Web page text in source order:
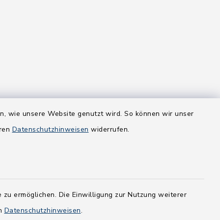
wie unsere Website genutzt wird. So können wir unser
Datenschutzhinweisen widerrufen.
ermöglichen. Die Einwilligung zur Nutzung weiterer
Datenschutzhinweisen.